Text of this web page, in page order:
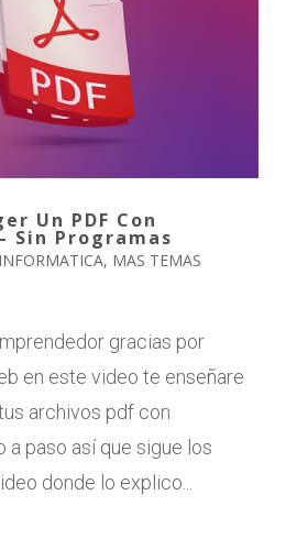
Un PDF Con
Sin Programas
, MAS TEMAS
gracias por
en este video te enseñare
archivos pdf con
a paso así que sigue los
donde lo explico...